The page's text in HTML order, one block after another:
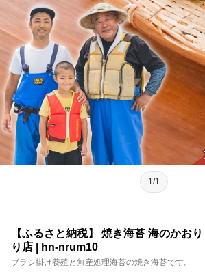
1/1
【ふるさと納税】 焼き海苔 海のかお
り店 | hn-nrum10
ブラシ掛け養殖と無産処理海苔の焼き海苔です。